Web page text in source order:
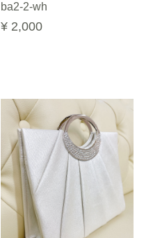
ba2-2-wh
¥ 2,000